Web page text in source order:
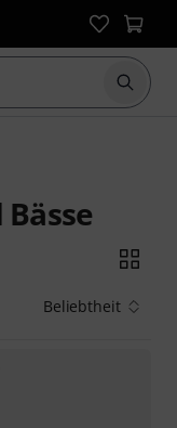
Suche
Beliebtheit